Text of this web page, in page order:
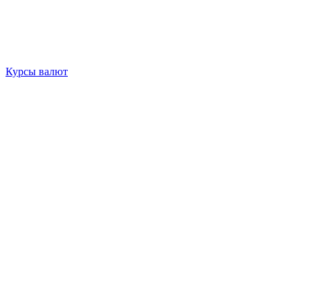
Курсы валют